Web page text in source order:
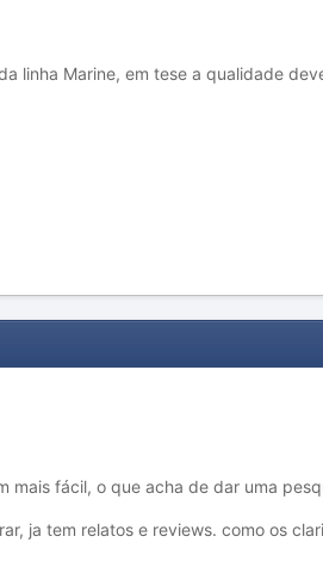
linha Marine, em tese a qualidade
mais fácil, o que acha de dar uma
ja tem relatos e reviews. como os